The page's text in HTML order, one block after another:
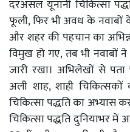
दरअसल यूनानी चिकित्सा
फूली, फिर भी अवध के
और शहर की पहचान का
विमुख हो गए, तब भी नवाबों ने
जारी रखा। अभिलेखों से
अली शाह, शाही
चिकित्सा पद्धति का अभ्यास
चिकित्सा पद्धति दुनियाभर में